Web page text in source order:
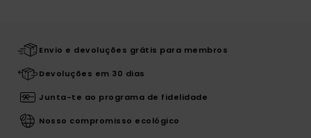
Envio e devoluções grátis para membros
Devoluções em 30 dias
Junta-te ao programa de fidelidade
Nosso compromisso ecológico